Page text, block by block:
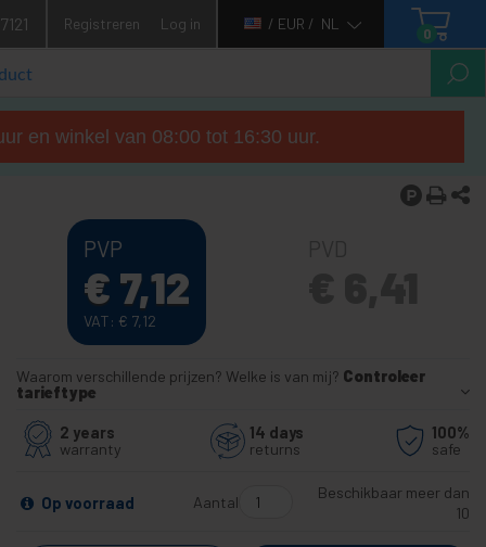
Registreren Log in / EUR / NL
0
en winkel van 08:00 tot 16:30 uur.
PVP
€ 7,12
VAT: € 7,12
Waarom verschillende prijzen? Welke is van mij? Controleer
tarieftype
2 years
warranty
14 days
returns
100%
safe
Op voorraad Aantal
Beschikbaar meer dan
10